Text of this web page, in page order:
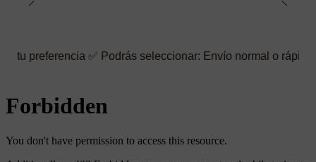
Podrás seleccionar: Envío normal o rápido ☑️